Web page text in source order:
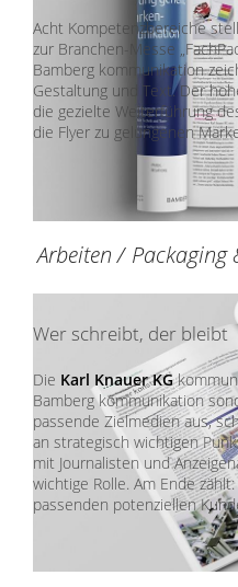
Acht Kompetenzbereiche
zur Branchen-Messe
Bamberg kommunikation
Gestaltung und Text. Der
die gezielte Weiterführung
die Flyer zu gelungenen
Wer schreibt, der bleibt
Die Karl Knauer KG
Bamberg kommunikation
passende Zielmedien aus,
an strategisch wichtigen
mit Journalisten und
wichtige Rolle. Am Ende
passenden potenziellen
Arbeiten/ Packaging